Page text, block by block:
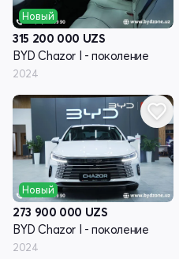
Новый
315 200 000 UZS
BYD Chazor I - поколение
2024
Новый
273 900 000 UZS
BYD Chazor I - поколение
2024